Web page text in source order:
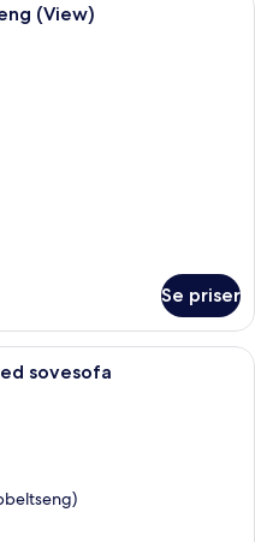
(View)
Se priser
hotelværelse med en stor seng,
sovesofa